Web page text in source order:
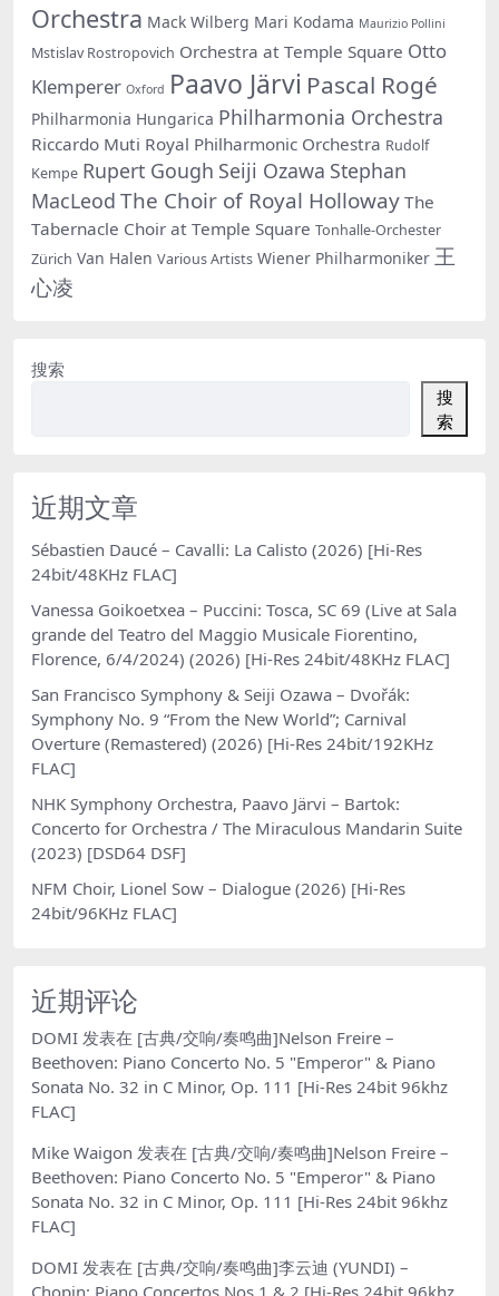
Orchestra Mack Wilberg Mari Kodama Maurizio Pollini
Mstislav Rostropovich Orchestra at Temple Square Otto
Klemperer Oxford Paavo Järvi Pascal Rogé
Philharmonia Hungarica Philharmonia Orchestra
Riccardo Muti Royal Philharmonic Orchestra Rudolf
Kempe Rupert Gough Seiji Ozawa Stephan
MacLeod The Choir of Royal Holloway The
Tabernacle Choir at Temple Square Tonhalle-Orchester
Zürich Van Halen Various Artists Wiener Philharmoniker 王
心凌
搜索
搜
索
近期文章
Sébastien Daucé – Cavalli: La Calisto (2026) [Hi-Res
24bit/48KHz FLAC]
Vanessa Goikoetxea – Puccini: Tosca, SC 69 (Live at Sala
grande del Teatro del Maggio Musicale Fiorentino,
Florence, 6/4/2024) (2026) [Hi-Res 24bit/48KHz FLAC]
San Francisco Symphony & Seiji Ozawa – Dvořák:
Symphony No. 9 “From the New World”; Carnival
Overture (Remastered) (2026) [Hi-Res 24bit/192KHz
FLAC]
NHK Symphony Orchestra, Paavo Järvi – Bartok:
Concerto for Orchestra / The Miraculous Mandarin Suite
(2023) [DSD64 DSF]
NFM Choir, Lionel Sow – Dialogue (2026) [Hi-Res
24bit/96KHz FLAC]
近期评论
DOMI 发表在 [古典/交响/奏鸣曲]Nelson Freire –
Beethoven: Piano Concerto No. 5 "Emperor" & Piano
Sonata No. 32 in C Minor, Op. 111 [Hi-Res 24bit 96khz
FLAC]
Mike Waigon 发表在 [古典/交响/奏鸣曲]Nelson Freire –
Beethoven: Piano Concerto No. 5 "Emperor" & Piano
Sonata No. 32 in C Minor, Op. 111 [Hi-Res 24bit 96khz
FLAC]
DOMI 发表在 [古典/交响/奏鸣曲]李云迪 (YUNDI) –
Chopin: Piano Concertos Nos 1 & 2 [Hi-Res 24bit 96khz